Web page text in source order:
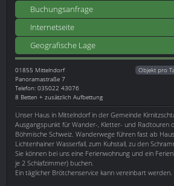
Buchungsanfrage
Internetseite
Geografische Lage
01855 Mittelndorf
Panoramastraße 7
Telefon: 035022 43076
8 Betten + zusätzlich Aufbettung
Objekt pro
Unser Haus in Mittelndorf in der Gemeinde
Ausgangspunkt für Wander-, Kletter- und Radtouren
Böhmische Schweiz. Wanderwege führen fast ab
Lichtenhainer Wasserfall, zum Kuhstall, zu den
Sie können bei uns eine Ferienwohnung und ein
je 2 Schlafzimmer) buchen.
Ein täglicher Brötchenservice kann vereinbart werden.